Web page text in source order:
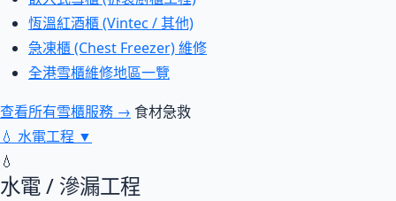
恆溫紅酒櫃 (Vintec / 其他)
急凍櫃 (Chest Freezer) 維修
全港雪櫃維修地區一覽
查看所有雪櫃服務 → 食材急救
💧 水電工程 ▼
💧
水電 / 滲漏工程